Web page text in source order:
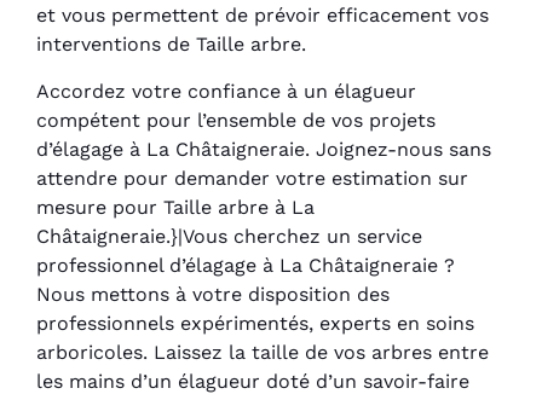
et vous permettent de prévoir efficacement vos
interventions de Taille arbre.
Accordez votre confiance à un élagueur
compétent pour l’ensemble de vos projets
d’élagage à La Châtaigneraie. Joignez-nous sans
attendre pour demander votre estimation sur
mesure pour Taille arbre à La
Châtaigneraie.}|Vous cherchez un service
professionnel d’élagage à La Châtaigneraie ?
Nous mettons à votre disposition des
professionnels expérimentés, experts en soins
arboricoles. Laissez la taille de vos arbres entre
les mains d’un élagueur doté d’un savoir-faire